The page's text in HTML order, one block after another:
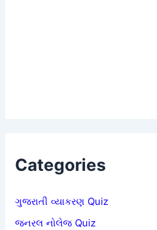
Categories
ગુજરાતી વ્યાકરણ Quiz
જનરલ નોલેજ Quiz